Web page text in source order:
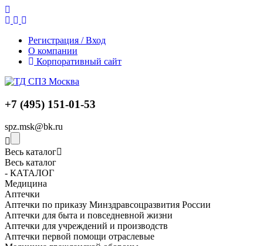
Регистрация / Вход
О компании
Корпоративный сайт
+7 (495) 151-01-53
spz.msk@bk.ru
Весь каталог
Весь каталог
- КАТАЛОГ
Медицина
Аптечки
Аптечки по приказу Минздравсоцразвития России
Аптечки для быта и повседневной жизни
Аптечки для учреждений и производств
Аптечки первой помощи отраслевые